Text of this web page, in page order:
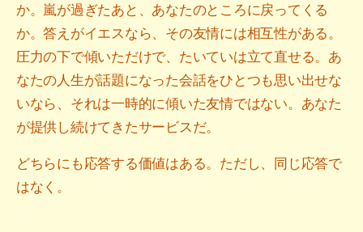
か。嵐が過ぎたあと、あなたのところに戻ってくる
か。答えがイエスなら、その友情には相互性がある。
圧力の下で傾いただけで、たいていは立て直せる。あ
なたの人生が話題になった会話をひとつも思い出せな
いなら、それは一時的に傾いた友情ではない。あなた
が提供し続けてきたサービスだ。
どちらにも応答する価値はある。ただし、同じ応答で
はなく。